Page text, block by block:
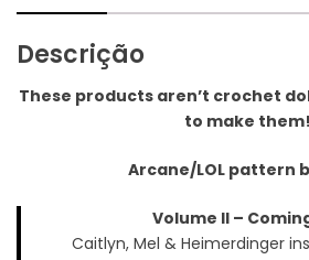
Descrição
These products aren’t crochet
to make them!
Arcane/LOL pattern
Volume II –
Caitlyn, Mel & Heimerdinger